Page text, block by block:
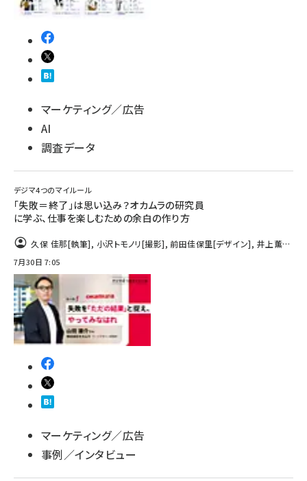
マーケティング／広告
AI
調査データ
デジマ4つのマイルール
「失敗＝終了」は思い込み？オカムラの研究員
に学ぶ、仕事を楽しむための余白の作り方
久保 佳那[執筆], 小沢トモノリ[撮影], 前田佳保里[デザイン], 井上薫
7月30日 7:05
マーケティング／広告
事例／インタビュー